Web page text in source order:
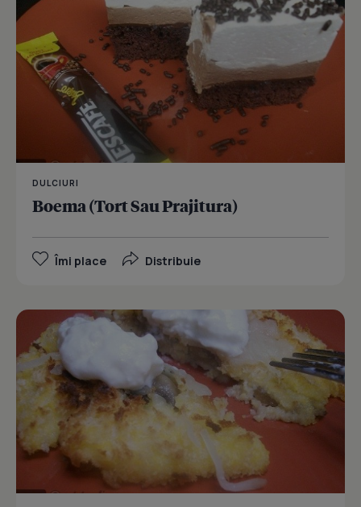
DULCIURI
Boema (Tort Sau Prajitura)
Îmi place Distribuie